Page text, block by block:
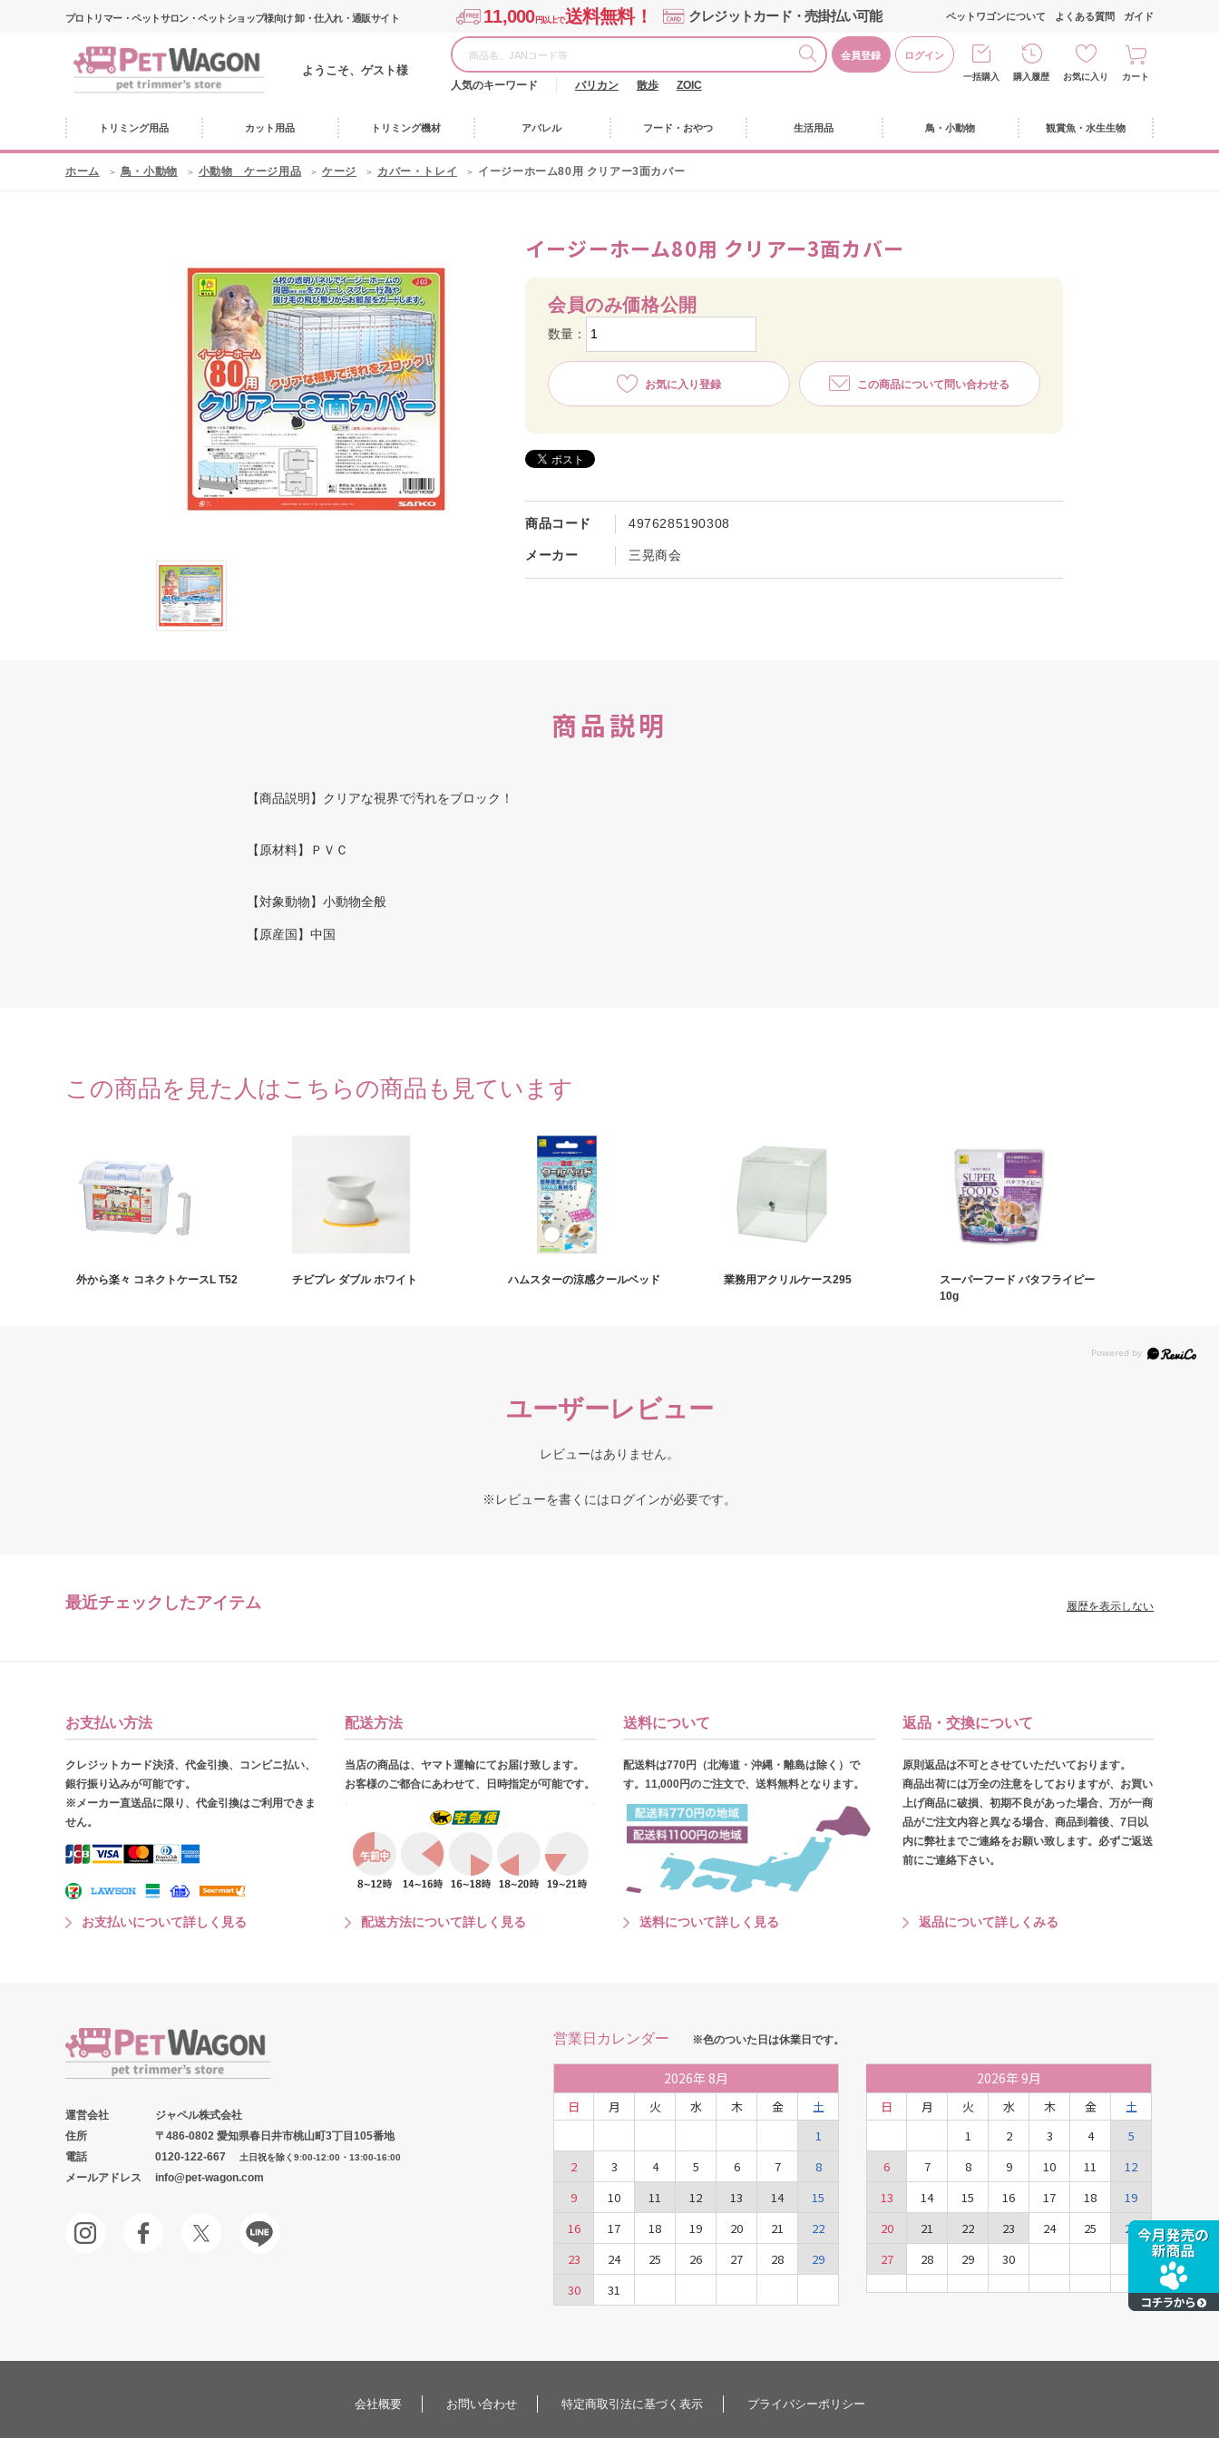
プロトリマー・ペットサロン・ペットショップ様向け 卸・仕入れ・通販サイト 11,000円以上で送料無料！ クレジットカード・売掛払い可能
ようこそ、ゲスト様
会員登録 ログイン
人気のキーワード バリカン 散歩 ZOIC
ペットワゴンについて よくある質問 ガイド
一括購入 購入履歴 お気に入り カート
トリミング用品 カット用品 トリミング機材 アパレル フード・おやつ 生活用品 鳥・小動物 観賞魚・水生生物
ホーム 鳥・小動物 小動物 ケージ用品 ケージ カバー・トレイ イージーホーム80用 クリアー3面カバー
イージーホーム80用 クリアー3面カバー
商品コード 4976285190308
メーカー 三晃商会
会員のみ価格公開
数量：
お気に入り登録 この商品について問い合わせる
商品説明
【商品説明】クリアな視界で汚れをブロック！
【原材料】ＰＶＣ
【対象動物】小動物全般
【原産国】中国
この商品を見た人はこちらの商品も見ています
外から楽々 コネクトケースL T52 チビプレ ダブル ホワイト ハムスターの涼感クールベッド 業務用アクリルケース295
スーパーフード バタフライピー
10g
ユーザーレビュー
レビューはありません。
※レビューを書くにはログインが必要です。
最近チェックしたアイテム 履歴を表示しない
お支払い方法
クレジットカード決済、代金引換、コンビニ払い、
銀行振り込みが可能です。
※メーカー直送品に限り、代金引換はご利用できま
せん。
お支払いについて詳しく見る
配送方法
当店の商品は、ヤマト運輸にてお届け致します。
お客様のご都合にあわせて、日時指定が可能です。
配送方法について詳しく見る
送料について
配送料は770円（北海道・沖縄・離島は除く）で
す。11,000円のご注文で、送料無料となります。
送料について詳しく見る
返品・交換について
原則返品は不可とさせていただいております。
商品出荷には万全の注意をしておりますが、お買い
上げ商品に破損、初期不良があった場合、万が一商
品がご注文内容と異なる場合、商品到着後、7日以
内に弊社までご連絡をお願い致します。必ずご返送
前にご連絡下さい。
返品について詳しくみる
運営会社
ジャペル株式会社
住所
〒486-0802 愛知県春日井市桃山町3丁目105番地
電話
0120-122-667 土日祝を除く9:00-12:00・13:00-16:00
メールアドレス info@pet-wagon.com
営業日カレンダー ※色のついた日は休業日です。
2026年 8月
日 月 火 水 木 金
土
1
2
3 4 5 6 7
8
9
10 11 12 13 14
15
16
17 18 19 20 21
22
23
24 25 26 27 28
29
30
31
2026年 9月
日 月 火 水 木 金
土
1
2 3 4
5
6
7 8 9 10 11
12
13
14 15 16 17 18
19
20
21 22 23 24 25
26
27
28 29 30
会社概要 お問い合わせ 特定商取引法に基づく表示 プライバシーポリシー